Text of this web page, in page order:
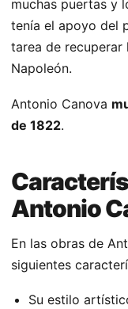
muchas puertas y
tenía el apoyo del
tarea de
Napoleón.
Antonio Canova
de 1822.
Antonio
En las obras de
siguientes
Su estilo